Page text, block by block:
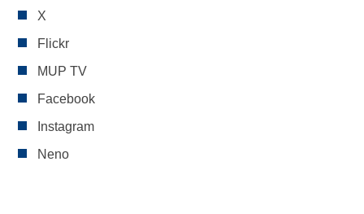
X
Flickr
MUP TV
Facebook
Instagram
Neno